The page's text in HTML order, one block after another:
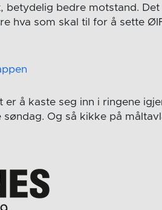
betydelig bedre motstand.
hva som skal til for å sette
å kaste seg inn i ringene
Og så kikke på